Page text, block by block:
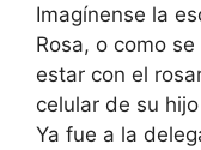
Imagínense la
Rosa, o como
estar con el
celular de su
Ya fue a la